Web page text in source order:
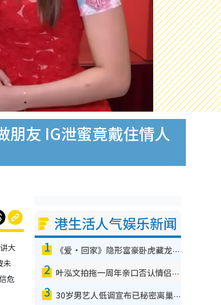
友 IG泄蜜竟戴住情人
大
未
危
港生活人气娱乐新闻
1 《爱·回家》隐形富豪卧虎藏龙！盘点12位财气逼人的有钱艺人：这位美女3亿身家不愁做
2 叶泓文拍拖一周年亲口否认情侣关系？！被质疑感情造假竟称GM“普通同事”
3 30岁男艺人低调宣布已秘密离巢！人气急跌变失踪人口：“这几年过得并不容易”